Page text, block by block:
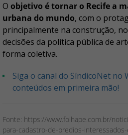
O objetivo é tornar o Recife a
urbana do mundo, com o
principalmente na construção,
decisões da política pública de
forma coletiva.
Siga o canal do SíndicoNet no WhatsApp para receber
conteúdos em primeira mão!
Fonte: https://www.folhape.com.br/
para-cadastro-de-predios-